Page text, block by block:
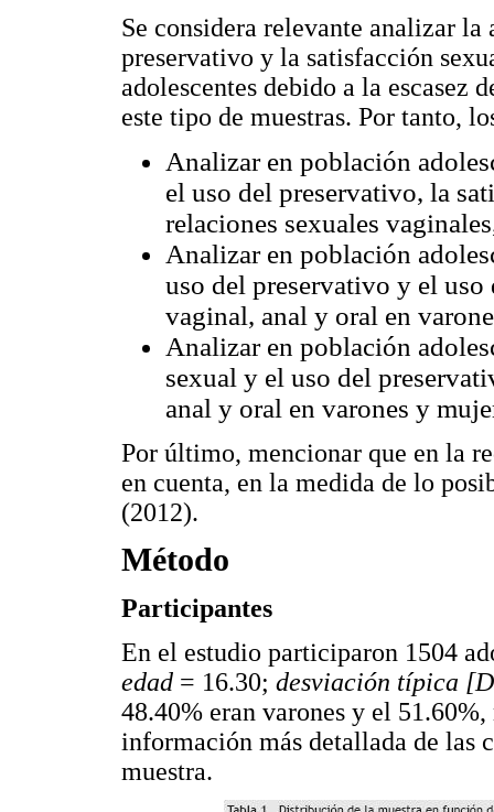
Se considera relevante analizar
preservativo y la satisfacción
adolescentes debido a la escasez
este tipo de muestras. Por tanto,
Analizar en población
el uso del preservativo, la
relaciones sexuales
Analizar en población
uso del preservativo y el
vaginal, anal y oral en
Analizar en población
sexual y el uso del
anal y oral en varones y
Por último, mencionar que en la
en cuenta, en la medida de lo
(2012).
Método
Participantes
En el estudio participaron 1504
edad = 16.30; desviación típica
48.40% eran varones y el
información más detallada de las
muestra.